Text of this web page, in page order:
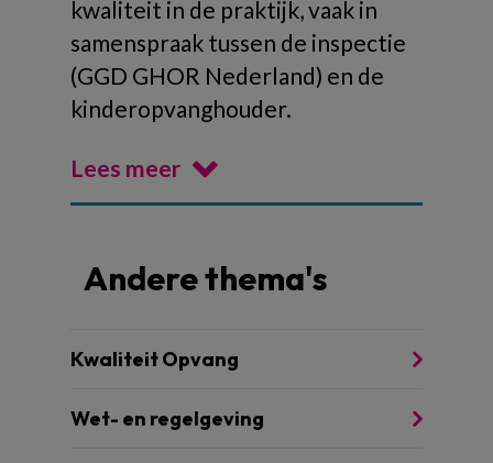
kwaliteit in de praktijk, vaak in
samenspraak tussen de inspectie
(GGD GHOR Nederland) en de
kinderopvanghouder.
Lees meer
Andere thema's
Kwaliteit Opvang
Wet- en regelgeving